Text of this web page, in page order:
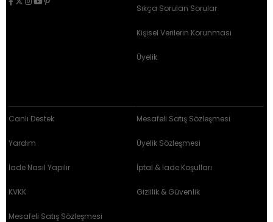
Sıkça Sorulan Sorular
Kişisel Verilerin Korunması
Üyelik
Canlı Destek
Yardım
İade Nasıl Yapılır
KVKK
Mesafeli Satış Sözleşmesi
Mesafeli Satış Sözleşmesi
Üyelik Sözleşmesi
İptal & İade Koşulları
Gizlilik & Güvenlik